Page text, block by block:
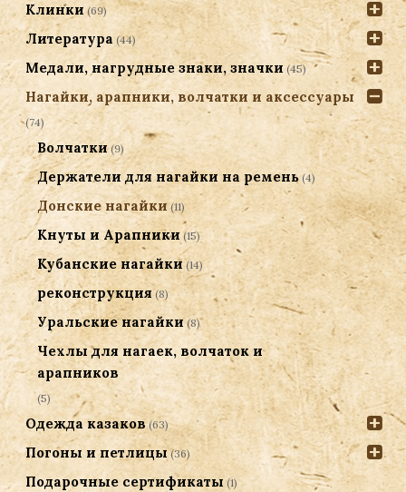
Клинки (69)
Литература (44)
Медали, нагрудные знаки, значки (45)
Нагайки, арапники, волчатки и аксессуары
(74)
Волчатки (9)
Держатели для нагайки на ремень (4)
Донские нагайки (11)
Кнуты и Арапники (15)
Кубанские нагайки (14)
реконструкция (8)
Уральские нагайки (8)
Чехлы для нагаек, волчаток и
арапников
(5)
Одежда казаков (63)
Погоны и петлицы (36)
Подарочные сертификаты (1)